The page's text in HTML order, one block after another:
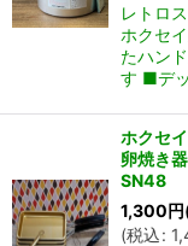
レトロ
ホクセ
たハン
す ■デ
ホクセ
卵焼き
SN48
1,300円
(税込: